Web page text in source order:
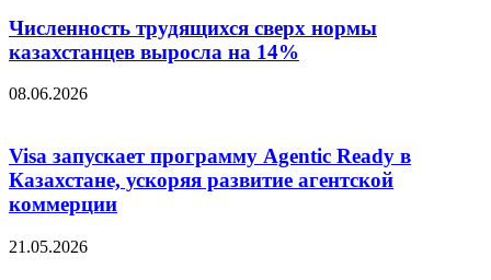
Численность трудящихся сверх нормы
казахстанцев выросла на 14%
08.06.2026
Visa запускает программу Agentic Ready в
Казахстане, ускоряя развитие агентской
коммерции
21.05.2026